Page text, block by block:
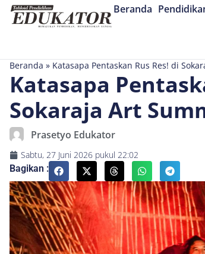
Beranda
Beranda » Katasapa Pentaskan Rus Res! di
Katasapa
Sokaraja Art
Prasetyo Edukator
Sabtu, 27 Juni 2026 pukul 22:02
Bagikan :